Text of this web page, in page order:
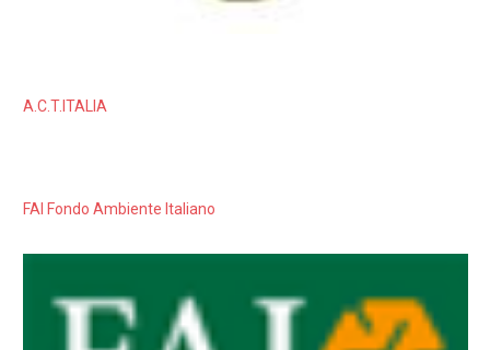
A.C.T.ITALIA
FAI Fondo Ambiente Italiano